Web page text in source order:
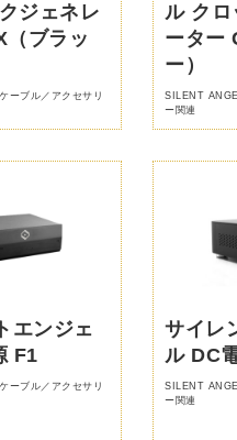
ジェネレ
（ブラッ
ケーブル／アクセサリ
ル クロ
ーター
ー）
SILENT
ー関連
エンジェ
F1
ケーブル／アクセサリ
サイレ
ル DC
SILENT
ー関連